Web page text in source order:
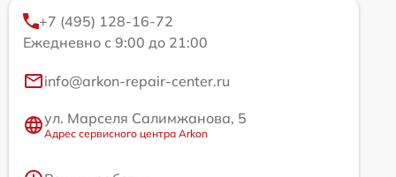
+7 (495) 128-16-72
Ежедневно с 9:00 до 21:00
info@arkon-repair-center.ru
ул. Марселя Салимжанова, 5
Адрес сервисного центра Arkon